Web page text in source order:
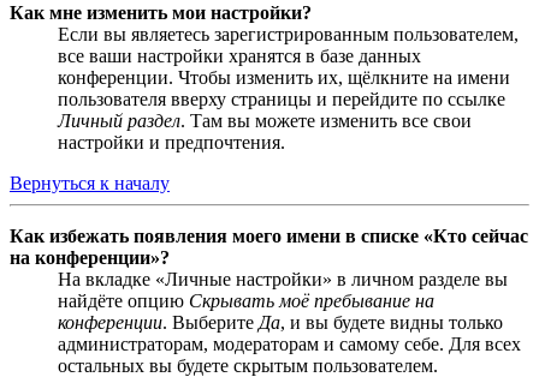
Как мне изменить мои настройки?
Если вы являетесь зарегистрированным пользователем,
все ваши настройки хранятся в базе данных
конференции. Чтобы изменить их, щёлкните на имени
пользователя вверху страницы и перейдите по ссылке
Личный раздел. Там вы можете изменить все свои
настройки и предпочтения.
Вернуться к началу
Как избежать появления моего имени в списке «Кто сейчас
на конференции»?
На вкладке «Личные настройки» в личном разделе вы
найдёте опцию Скрывать моё пребывание на
конференции. Выберите Да, и вы будете видны только
администраторам, модераторам и самому себе. Для всех
остальных вы будете скрытым пользователем.